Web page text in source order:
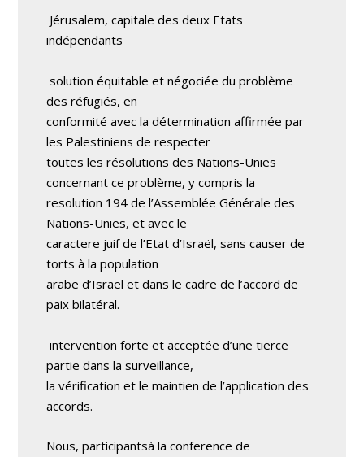
Jérusalem, capitale des deux Etats
indépendants
solution équitable et négociée du problème
des réfugiés, en
conformité avec la détermination affirmée par
les Palestiniens de respecter
toutes les résolutions des Nations-Unies
concernant ce problème, y compris la
resolution 194 de l’Assemblée Générale des
Nations-Unies, et avec le
caractere juif de l’Etat d’Israël, sans causer de
torts à la population
arabe d’Israël et dans le cadre de l’accord de
paix bilatéral.
intervention forte et acceptée d’une tierce
partie dans la surveillance,
la vérification et le maintien de l’application des
accords.
Nous, participantsà la conference de